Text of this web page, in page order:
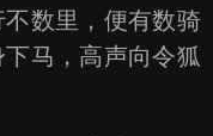
数里，便有数骑
马，高声向令狐